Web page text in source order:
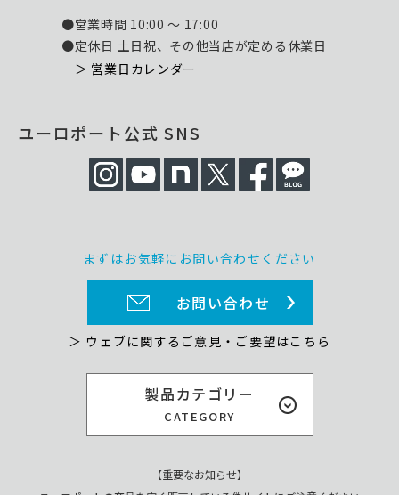
製品カテゴリー
CATEGORY
●営業時間 10:00 ～ 17:00
●定休日 土日祝、その他当店が定める休業日
＞ 営業日カレンダー
ユーロポート公式 SNS
まずはお気軽にお問い合わせください
お問い合わせ
＞ ウェブに関するご意見・ご要望はこちら
【重要なお知らせ】